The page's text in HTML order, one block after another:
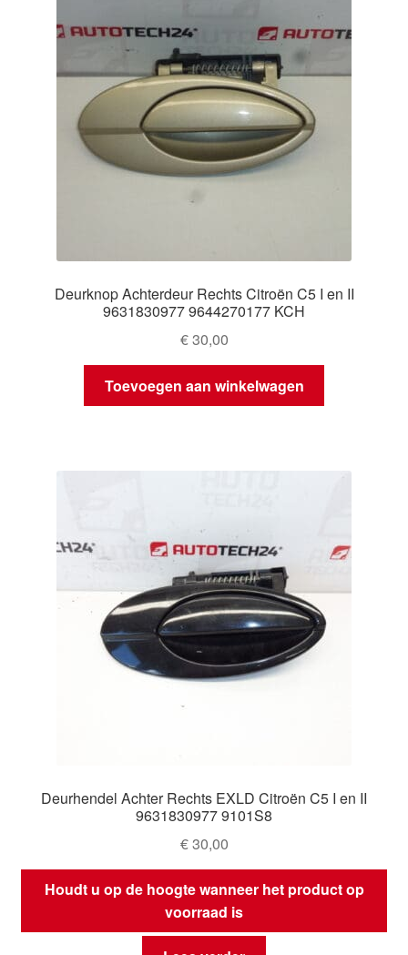
Deurknop Achterdeur Rechts Citroën C5 I en II
9631830977 9644270177 KCH
€30,00
Toevoegen aan winkelwagen
Deurhendel Achter Rechts EXLD Citroën C5 I en II
9631830977 9101S8
€30,00
Houdt u op de hoogte wanneer het product op
voorraad is